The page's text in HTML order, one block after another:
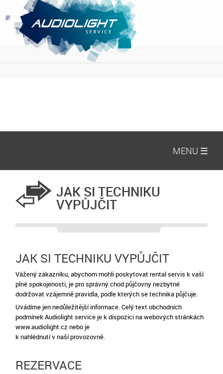
MENU ☰
JAK SI TECHNIKU
VYPŮJČIT
JAK SI TECHNIKU VYPŮJČIT
Vážený zákazníku, abychom mohli poskytovat rental servis k vaší
plné spokojenosti, je pro správný chod půjčovny nezbytné
dodržovat vzájemně pravidla, podle kterých se technika půjčuje.
Uvádíme jen nedůležitější informace. Celý text obchodních
podmínek Audiolight service je k dispozici na webových stránkách
www.audiolight.cz nebo je
k nahlédnutí v naší provozovně.
REZERVACE